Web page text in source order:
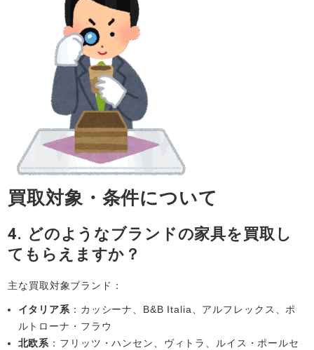
買取対象・条件について
4. どのようなブランドの家具を買取し
てもらえますか？
主な買取対象ブランド：
イタリア系 ：カッシーナ、B&B Italia、アルフレックス、ポ
ルトローナ・フラウ
北欧系 ：フリッツ・ハンセン、ヴィトラ、ルイス・ポールセ